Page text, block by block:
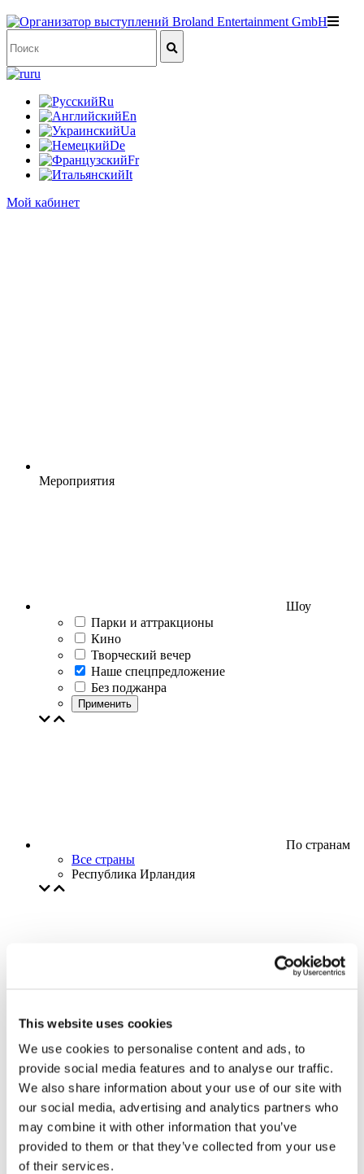
This website uses cookies
We use cookies to personalise content and ads, to
provide social media features and to analyse our traffic.
We also share information about your use of our site with
our social media, advertising and analytics partners who
may combine it with other information that you’ve
provided to them or that they’ve collected from your use
of their services.
ru
Ru
En
Ua
De
Fr
It
Мой кабинет
Мероприятия
Шоу
Парки и аттракционы
Кино
Творческий вечер
Наше спецпредложение
Без поджанра
Применить
По странам
Все страны
Республика Ирландия